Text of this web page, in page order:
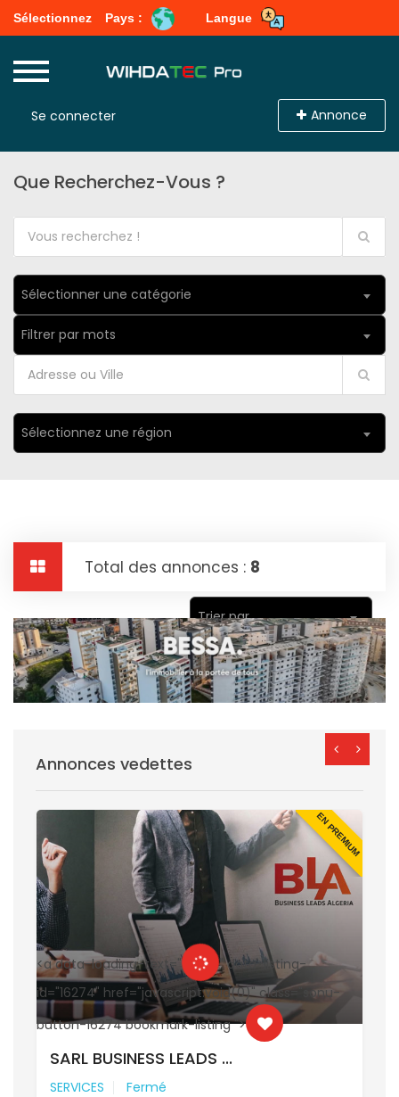
Sélectionnez Pays : Langue
Se connecter Annonce
Que Recherchez-Vous ?
Sélectionner une catégorie
Filtrer par mots
Sélectionnez une région
Total des annonces : 8
Trier par
Annonces vedettes
EN PREMIUM
<a data-loading-text="
" data-listing-
id="16274" href="javascript:void(0)" class="sonu-
button-16274 bookmark-listing ">
SARL BUSINESS LEADS ...
SERVICES Fermé